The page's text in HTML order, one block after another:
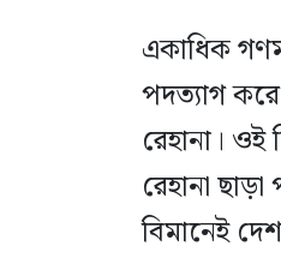
একাধিক
পদত্যাগ
রেহানা।
রেহানা
বিমানেই